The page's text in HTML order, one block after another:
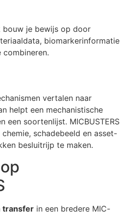
bouw je bewijs op door
biomarkerinformatie
vertalen naar
helpt een mechanistische
een soortenlijst. MICBUSTERS
schadebeeld en asset-
besluitrijp te maken.
transfer in een bredere MIC-